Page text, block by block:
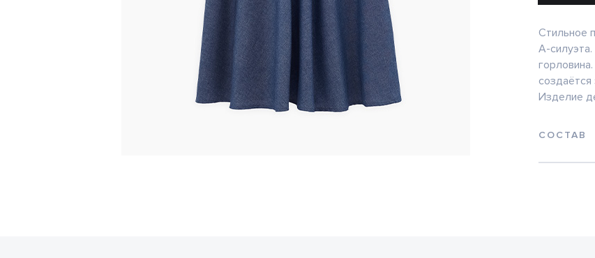
Стильное
А-
Изделие
СОСТАВ